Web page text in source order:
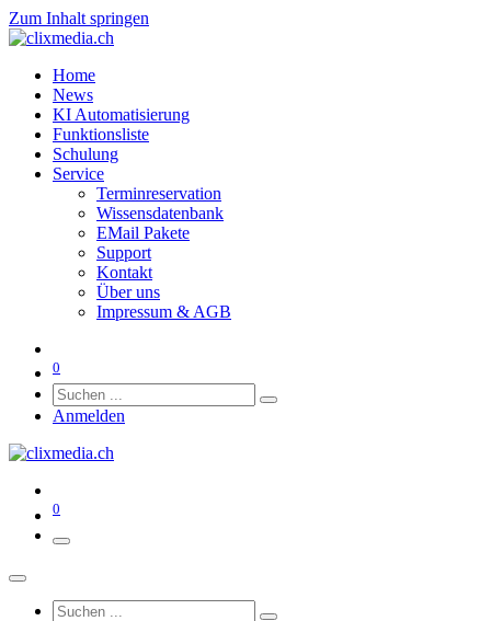
Zum Inhalt springen
Home
News
KI Automatisierung
Funktionsliste
Schulung
Service
Terminreservation
Wissensdatenbank
EMail Pakete
Support
Kontakt
Über uns
Impressum & AGB
0
Anmelden
0